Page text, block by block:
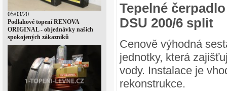
05/03/20
Podlahové topení RENOVA
ORIGINAL - objednávky našich
spokojených zákazníků
Tepelné
DSU 200/6 split
Cenově výhodná
jednotky, která
vody. Instalace je
rekonstrukce.